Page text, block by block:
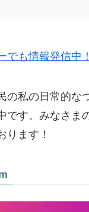
でも情報発信中！
の私の日常的な
です。みなさま
ります！